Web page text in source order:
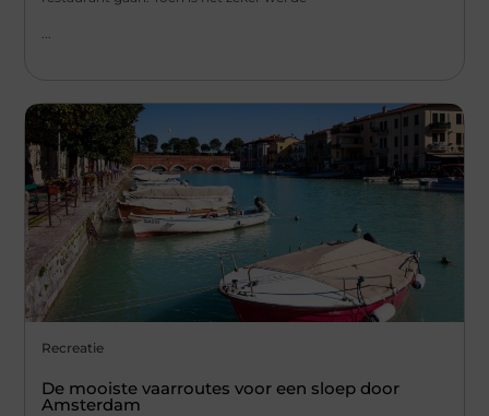
Recreatie
De mooiste vaarroutes voor een sloep door
Amsterdam